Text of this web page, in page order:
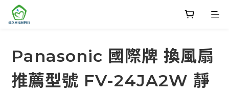
Panasonic 國際牌 換風扇
推薦型號 FV-24JA2W 靜